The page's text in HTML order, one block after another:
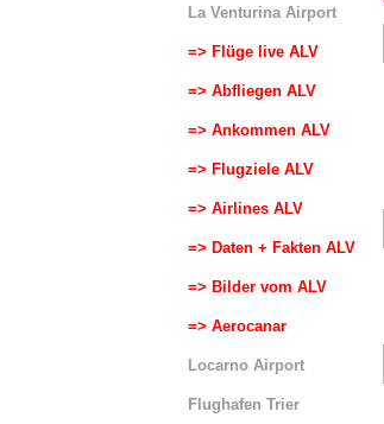
La Venturina Airport
=> Flüge live ALV
=> Abfliegen ALV
=> Ankommen ALV
=> Flugziele ALV
=> Airlines ALV
=> Daten + Fakten ALV
=> Bilder vom ALV
=> Aerocanar
Locarno Airport
Flughafen Trier